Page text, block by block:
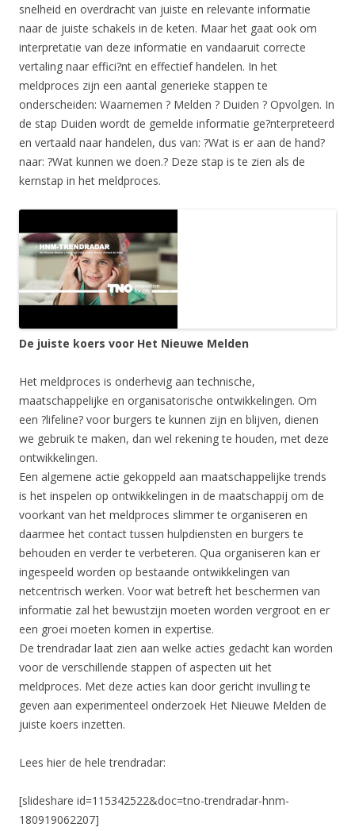
snelheid en overdracht van juiste en relevante informatie
naar de juiste schakels in de keten. Maar het gaat ook om
interpretatie van deze informatie en vandaaruit correcte
vertaling naar effici?nt en effectief handelen. In het
meldproces zijn een aantal generieke stappen te
onderscheiden: Waarnemen ? Melden ? Duiden ? Opvolgen. In
de stap Duiden wordt de gemelde informatie ge?nterpreteerd
en vertaald naar handelen, dus van: ?Wat is er aan de hand?
naar: ?Wat kunnen we doen.? Deze stap is te zien als de
kernstap in het meldproces.
De juiste koers voor Het Nieuwe Melden
Het meldproces is onderhevig aan technische,
maatschappelijke en organisatorische ontwikkelingen. Om
een ?lifeline? voor burgers te kunnen zijn en blijven, dienen
we gebruik te maken, dan wel rekening te houden, met deze
ontwikkelingen.
Een algemene actie gekoppeld aan maatschappelijke trends
is het inspelen op ontwikkelingen in de maatschappij om de
voorkant van het meldproces slimmer te organiseren en
daarmee het contact tussen hulpdiensten en burgers te
behouden en verder te verbeteren. Qua organiseren kan er
ingespeeld worden op bestaande ontwikkelingen van
netcentrisch werken. Voor wat betreft het beschermen van
informatie zal het bewustzijn moeten worden vergroot en er
een groei moeten komen in expertise.
De trendradar laat zien aan welke acties gedacht kan worden
voor de verschillende stappen of aspecten uit het
meldproces. Met deze acties kan door gericht invulling te
geven aan experimenteel onderzoek Het Nieuwe Melden de
juiste koers inzetten.
Lees hier de hele trendradar:
[slideshare id=115342522&doc=tno-trendradar-hnm-
180919062207]